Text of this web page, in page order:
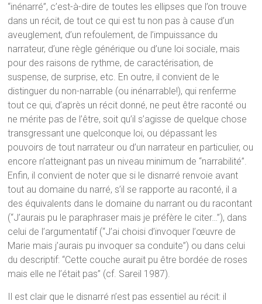
“inénarré”, c’est-à-dire de toutes les ellipses que l’on trouve
dans un récit, de tout ce qui est tu non pas à cause d’un
aveuglement, d’un refoulement, de l’impuissance du
narrateur, d’une règle générique ou d’une loi sociale, mais
pour des raisons de rythme, de caractérisation, de
suspense, de surprise, etc. En outre, il convient de le
distinguer du non-narrable (ou inénarrable!), qui renferme
tout ce qui, d’après un récit donné, ne peut être raconté ou
ne mérite pas de l’être, soit qu’il s’agisse de quelque chose
transgressant une quelconque loi, ou dépassant les
pouvoirs de tout narrateur ou d’un narrateur en particulier, ou
encore n’atteignant pas un niveau minimum de “narrabilité”.
Enfin, il convient de noter que si le disnarré renvoie avant
tout au domaine du narré, s’il se rapporte au raconté, il a
des équivalents dans le domaine du narrant ou du racontant
(“J’aurais pu le paraphraser mais je préfère le citer…”), dans
celui de l’argumentatif (“J’ai choisi d’invoquer l’œuvre de
Marie mais j’aurais pu invoquer sa conduite”) ou dans celui
du descriptif: “Cette couche aurait pu être bordée de roses
mais elle ne l’était pas” (cf. Sareil 1987).
Il est clair que le disnarré n’est pas essentiel au récit: il